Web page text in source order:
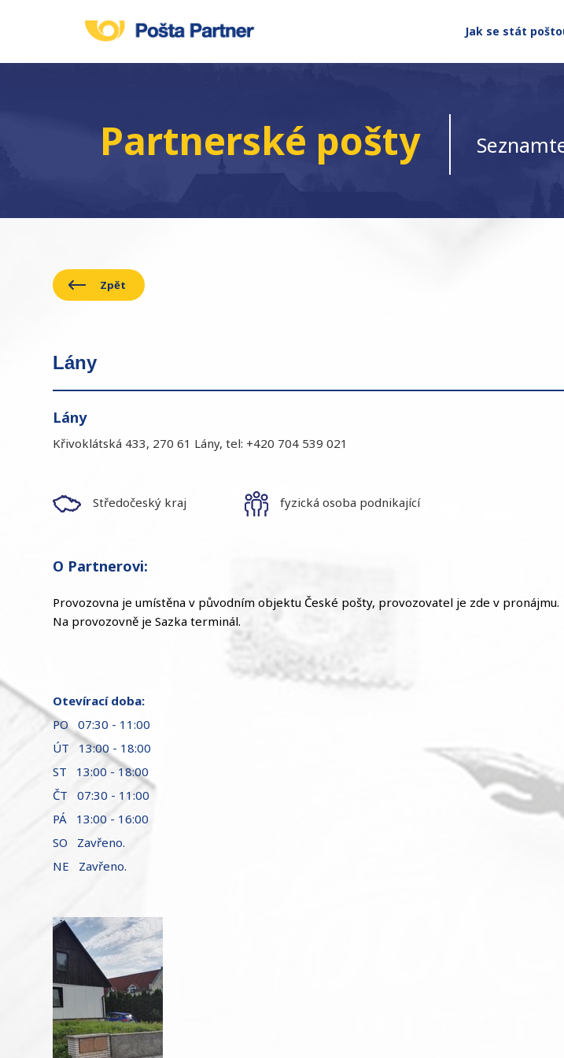
Jak se stát
Partnerské pošty
Zpět
Lány
Lány
Křivoklátská 433, 270 61 Lány, tel: +420 704 539 021
Středočeský kraj fyzická osoba podnikající
O Partnerovi:
Provozovna je umístěna v původním objektu České pošty, provozovatel je zde v pronájmu.
Na provozovně je Sazka terminál.
Otevírací doba:
PO 07:30 - 11:00
ÚT 13:00 - 18:00
ST 13:00 - 18:00
ČT 07:30 - 11:00
PÁ 13:00 - 16:00
SO Zavřeno.
NE Zavřeno.